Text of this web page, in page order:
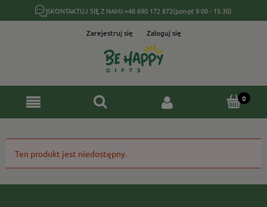
SKONTAKTUJ SIĘ Z NAMI:+48 690 172 872(pon-pt 9:00 - 15:30)
Zarejestruj się Zaloguj się
Ten produkt jest niedostępny.